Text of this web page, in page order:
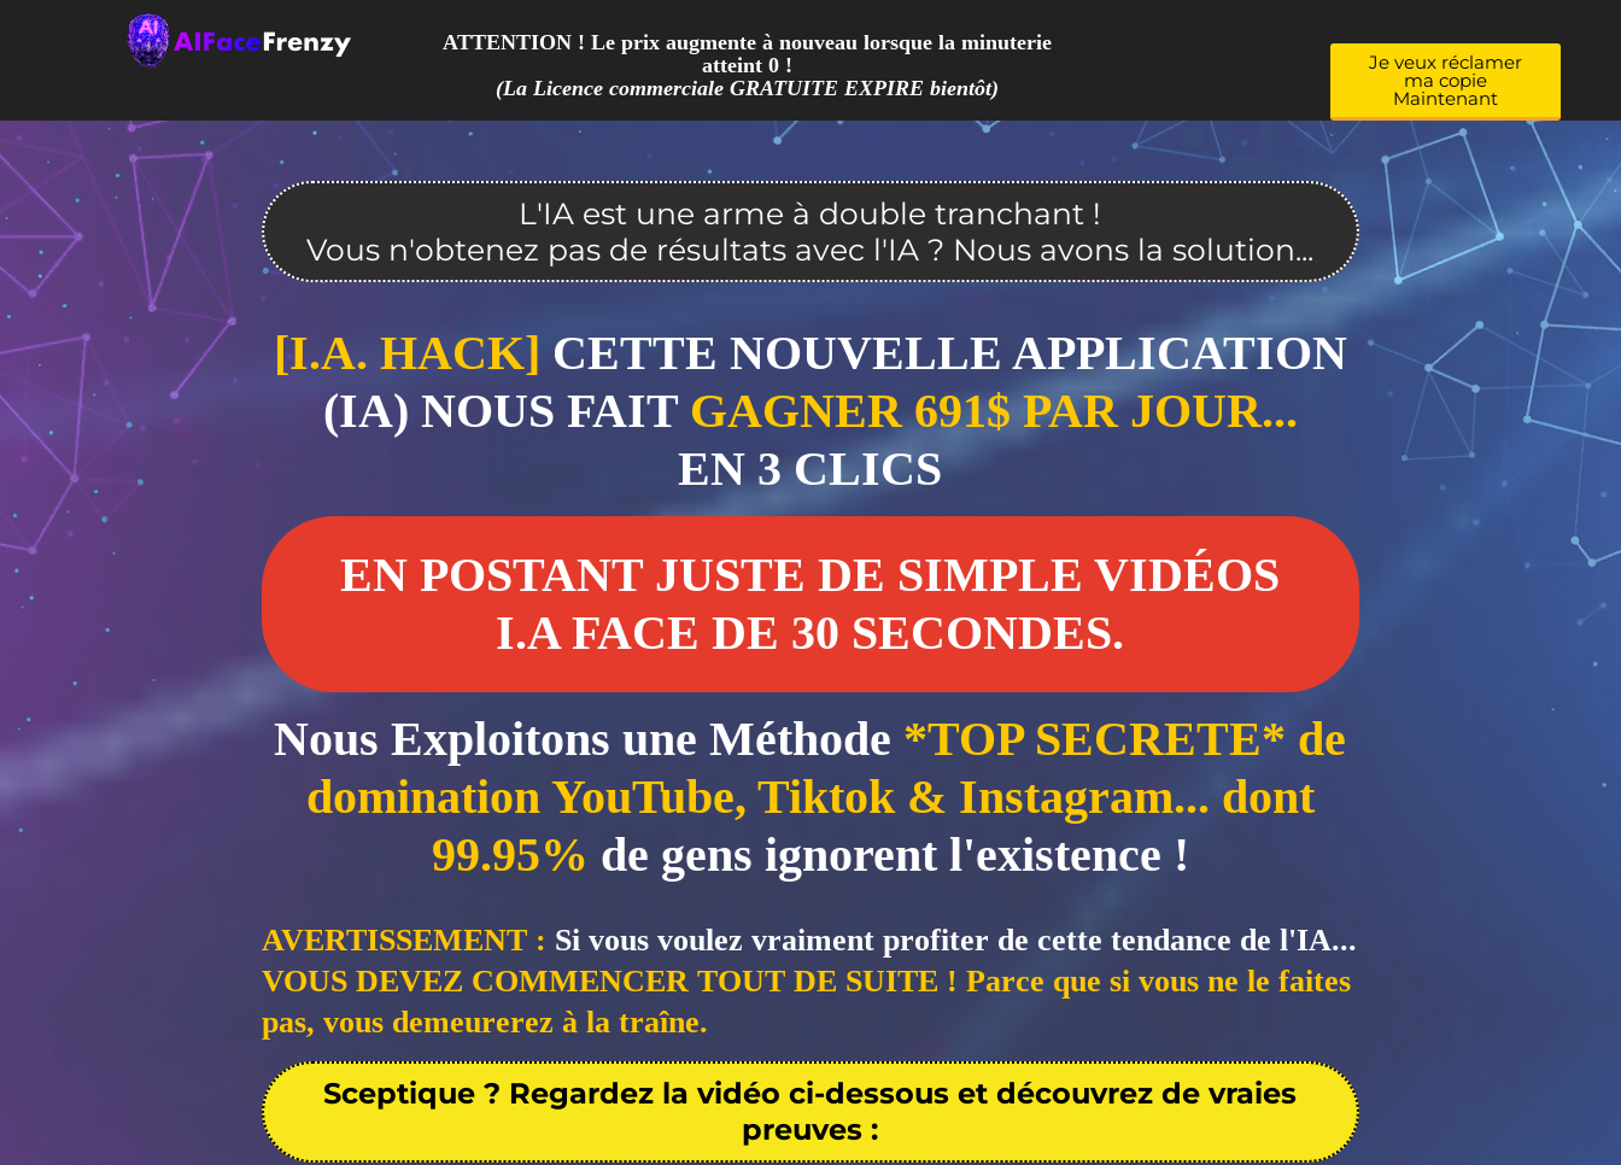
ATTENTION ! Le prix augmente à nouveau lorsque la minuterie
atteint 0 !
(La Licence commerciale GRATUITE EXPIRE bientôt)
Je veux réclamer
ma copie
Maintenant
L'IA est une arme à double tranchant !
Vous n'obtenez pas de résultats avec l'IA ? Nous avons la solution...
[I.A. HACK] CETTE NOUVELLE APPLICATION
(IA) NOUS FAIT GAGNER 691$ PAR JOUR...
EN 3 CLICS
EN POSTANT JUSTE DE SIMPLE VIDÉOS
I.A FACE DE 30 SECONDES.
Nous Exploitons une Méthode *TOP SECRETE* de
domination YouTube, Tiktok & Instagram... dont
99.95% de gens ignorent l'existence !
AVERTISSEMENT : Si vous voulez vraiment profiter de cette tendance de l'IA...
VOUS DEVEZ COMMENCER TOUT DE SUITE ! Parce que si vous ne le faites
pas, vous demeurerez à la traîne.
Sceptique ? Regardez la vidéo ci-dessous et découvrez de vraies
preuves :